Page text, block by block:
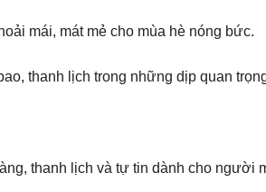
mái, mát mẻ cho mùa hè nóng bức.
thanh lịch trong những dịp quan
thanh lịch và tự tin dành cho người